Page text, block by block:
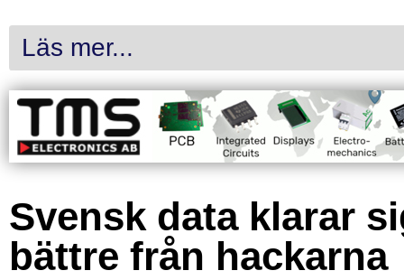
Läs mer...
Svensk data klarar
bättre från hackarna